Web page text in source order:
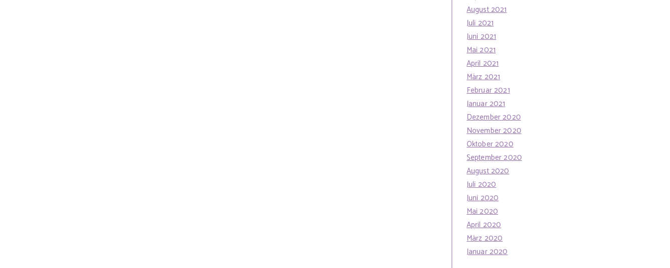
August 2021
Juli 2021
Juni 2021
Mai 2021
April 2021
März 2021
Februar 2021
Januar 2021
Dezember 2020
November 2020
Oktober 2020
September 2020
August 2020
Juli 2020
Juni 2020
Mai 2020
April 2020
März 2020
Januar 2020